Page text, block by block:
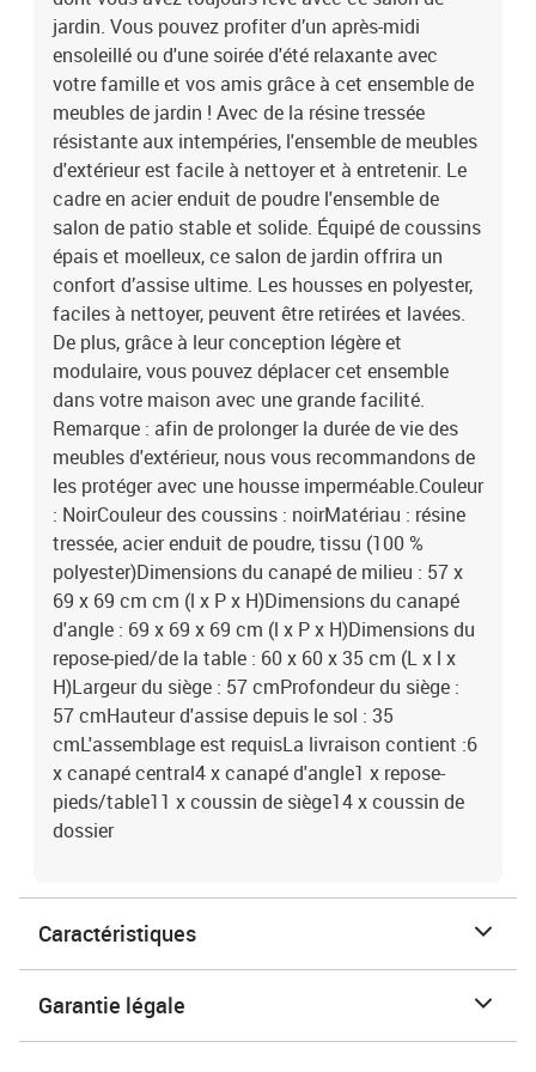
jardin. Vous pouvez profiter d’un après-midi
ensoleillé ou d'une soirée d'été relaxante avec
votre famille et vos amis grâce à cet ensemble de
meubles de jardin ! Avec de la résine tressée
résistante aux intempéries, l'ensemble de meubles
d'extérieur est facile à nettoyer et à entretenir. Le
cadre en acier enduit de poudre l'ensemble de
salon de patio stable et solide. Équipé de coussins
épais et moelleux, ce salon de jardin offrira un
confort d’assise ultime. Les housses en polyester,
faciles à nettoyer, peuvent être retirées et lavées.
De plus, grâce à leur conception légère et
modulaire, vous pouvez déplacer cet ensemble
dans votre maison avec une grande facilité.
Remarque : afin de prolonger la durée de vie des
meubles d'extérieur, nous vous recommandons de
les protéger avec une housse imperméable.Couleur
: NoirCouleur des coussins : noirMatériau : résine
tressée, acier enduit de poudre, tissu (100 %
polyester)Dimensions du canapé de milieu : 57 x
69 x 69 cm cm (l x P x H)Dimensions du canapé
d'angle : 69 x 69 x 69 cm (l x P x H)Dimensions du
repose-pied/de la table : 60 x 60 x 35 cm (L x l x
H)Largeur du siège : 57 cmProfondeur du siège :
57 cmHauteur d'assise depuis le sol : 35
cmL'assemblage est requisLa livraison contient :6
x canapé central4 x canapé d'angle1 x repose-
pieds/table11 x coussin de siège14 x coussin de
dossier
Caractéristiques
Garantie légale